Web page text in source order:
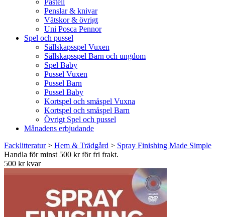
Pastell
Penslar & knivar
Vätskor & övrigt
Uni Posca Pennor
Spel och pussel
Sällskapsspel Vuxen
Sällskapsspel Barn och ungdom
Spel Baby
Pussel Vuxen
Pussel Barn
Pussel Baby
Kortspel och småspel Vuxna
Kortspel och småspel Barn
Övrigt Spel och pussel
Månadens erbjudande
Facklitteratur> Hem & Trädgård > Spray Finishing Made Simple
Handla för minst 500 kr för fri frakt.
500 kr kvar